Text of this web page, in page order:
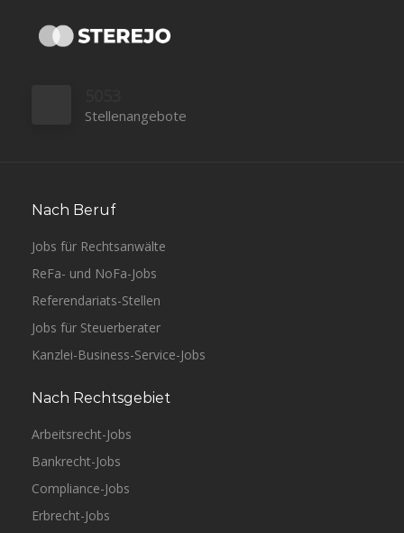
Stellenangebote
Nach Beruf
Jobs für Rechtsanwälte
ReFa- und NoFa-Jobs
Referendariats-Stellen
Jobs für Steuerberater
Kanzlei-Business-Service-Jobs
Nach Rechtsgebiet
Arbeitsrecht-Jobs
Bankrecht-Jobs
Compliance-Jobs
Erbrecht-Jobs